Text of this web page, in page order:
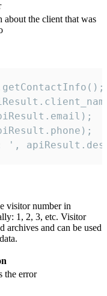
the client that was
',
visitor number in
1, 2, 3, etc. Visitor
archives and can be used
the error